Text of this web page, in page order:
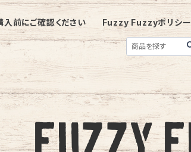
入前にご確認ください Fuzzy Fuzzyポリシー